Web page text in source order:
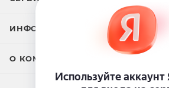
ИНФОРМАЦИЯ
О КОМПАНИИ